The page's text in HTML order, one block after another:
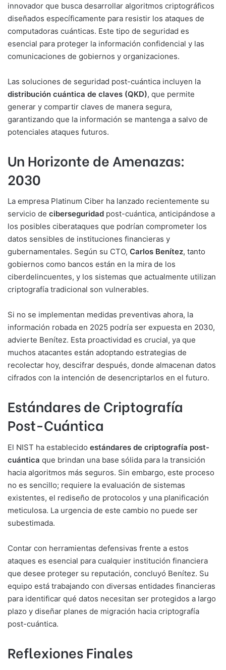
innovador que busca desarrollar algoritmos criptográficos
diseñados específicamente para resistir los ataques de
computadoras cuánticas. Este tipo de seguridad es
esencial para proteger la información confidencial y las
comunicaciones de gobiernos y organizaciones.
Las soluciones de seguridad post-cuántica incluyen la
distribución cuántica de claves (QKD), que permite
generar y compartir claves de manera segura,
garantizando que la información se mantenga a salvo de
potenciales ataques futuros.
Un Horizonte de Amenazas:
2030
La empresa Platinum Ciber ha lanzado recientemente su
servicio de ciberseguridad post-cuántica, anticipándose a
los posibles ciberataques que podrían comprometer los
datos sensibles de instituciones financieras y
gubernamentales. Según su CTO, Carlos Benítez, tanto
gobiernos como bancos están en la mira de los
ciberdelincuentes, y los sistemas que actualmente utilizan
criptografía tradicional son vulnerables.
Si no se implementan medidas preventivas ahora, la
información robada en 2025 podría ser expuesta en 2030,
advierte Benítez. Esta proactividad es crucial, ya que
muchos atacantes están adoptando estrategias de
recolectar hoy, descifrar después, donde almacenan datos
cifrados con la intención de desencriptarlos en el futuro.
Estándares de Criptografía
Post-Cuántica
El NIST ha establecido estándares de criptografía post-
cuántica que brindan una base sólida para la transición
hacia algoritmos más seguros. Sin embargo, este proceso
no es sencillo; requiere la evaluación de sistemas
existentes, el rediseño de protocolos y una planificación
meticulosa. La urgencia de este cambio no puede ser
subestimada.
Contar con herramientas defensivas frente a estos
ataques es esencial para cualquier institución financiera
que desee proteger su reputación, concluyó Benítez. Su
equipo está trabajando con diversas entidades financieras
para identificar qué datos necesitan ser protegidos a largo
plazo y diseñar planes de migración hacia criptografía
post-cuántica.
Reflexiones Finales